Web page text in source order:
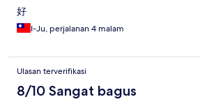
好
I-Ju, perjalanan 4 malam
Ulasan terverifikasi
8/10 Sangat bagus